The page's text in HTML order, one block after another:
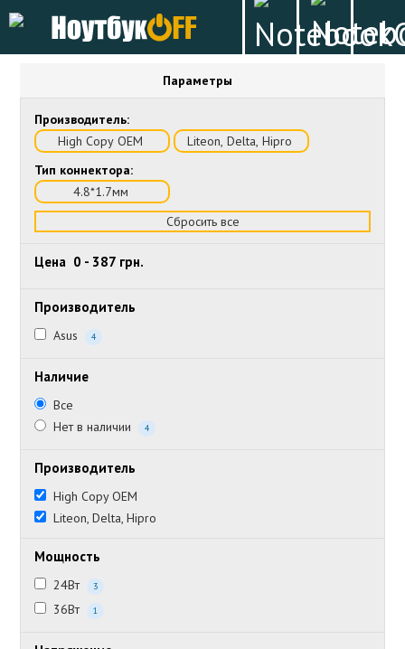
Параметры
Производитель:
High Copy OEM
Liteon, Delta, Hipro
Тип коннектора:
4.8*1.7мм
Сбросить все
Цена 0 - 387 грн.
Производитель
Asus 4
Наличие
Все
Нет в наличии
4
Производитель
High Copy OEM
Liteon, Delta, Hipro
Мощность
24Вт 3
36Вт 1